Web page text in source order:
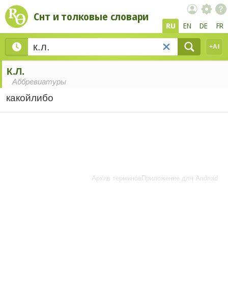
Снт и толковые словари
RU EN DE FR
+AI
К.­Л.
Аббревиатуры
какой­либо
Архив терминов Приложение для Android